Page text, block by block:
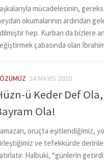
mücadelesinin,
okumalarının ardından
hep. Kurban da bizlere
çabasında olan
24 MAYIS 2020
ü Keder Def
Ola!
oruçta eşitlendiğimiz,
ve tefekkürde
Halbuki, “günlerin